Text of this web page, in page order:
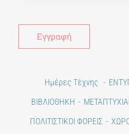
Ημέρες Τέχνης
ΒΙΒΛΙΟΘΗΚΗ
ΠΟΛΙΤΙΣΤΙΚΟΙ ΦΟΡΕΙΣ